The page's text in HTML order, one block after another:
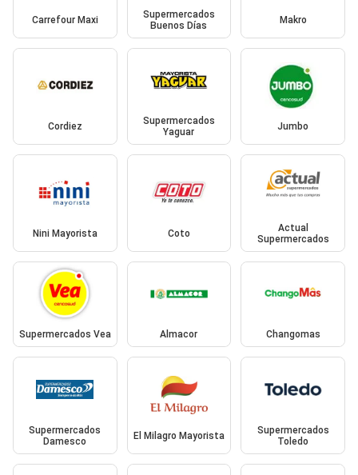
Carrefour Maxi
Supermercados
Buenos Días
Makro
Cordiez
Supermercados
Yaguar
Jumbo
Nini Mayorista Coto
Actual
Supermercados
Supermercados Vea Almacor Changomas
Supermercados
Damesco
El Milagro Mayorista
Supermercados
Toledo